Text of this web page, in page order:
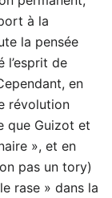
à la
la pensée
l’esprit de
en
révolution
que Guizot et
», et en
pas un tory)
rase » dans la